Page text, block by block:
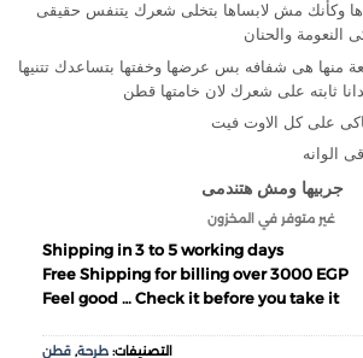
وكأنك مش لابساها بتخلى شعرك يتنفس حقيقى
والحنان
منها هى شفافه بس عرضها وخفتها بتساعدك تتنيها
ثابته على شعرك لان خامتها قطن
على كل الاوت فيت
جربيها ومش هتندمى
غير متوفر في المخزون
Shipping in 3 to 5 working days
Free Shipping for billing over 3000 EGP
Feel good … Check it before you take it
التصنيفات:طرحة,قطن